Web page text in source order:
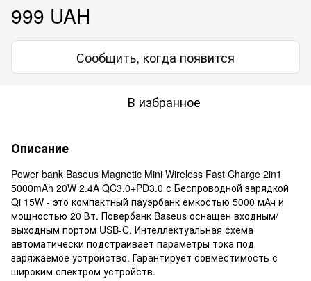
999 UAH
Сообщить, когда появится
В избранное
Описание
Power bank Baseus Magnetic Mini Wireless Fast Charge 2in1
5000mAh 20W 2.4A QC3.0+PD3.0 с Беспроводной зарядкой
Qi 15W - это компактный пауэрбанк емкостью 5000 мАч и
мощностью 20 Вт. Повербанк Baseus оснащен входным/
выходным портом USB-C. Интеллектуальная схема
автоматически подстраивает параметры тока под
заряжаемое устройство. Гарантирует совместимость с
широким спектром устройств.